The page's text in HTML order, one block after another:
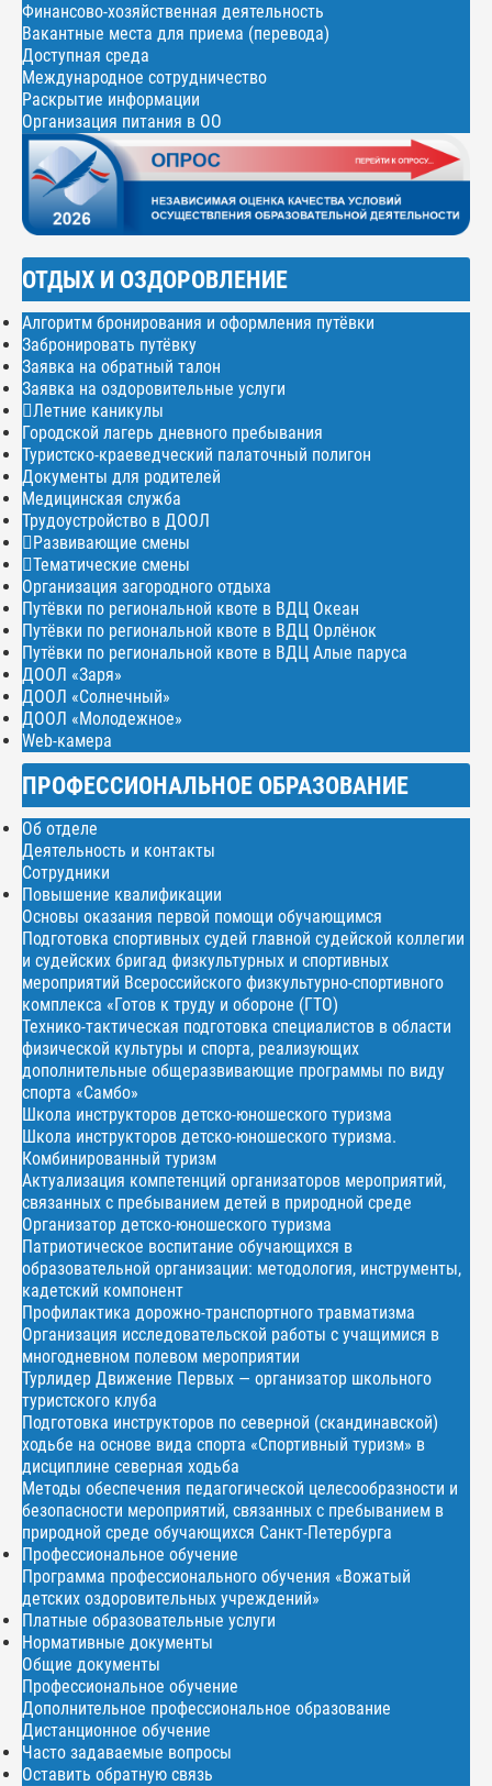
Финансово-хозяйственная деятельность
Вакантные места для приема (перевода)
Доступная среда
Международное сотрудничество
Раскрытие информации
Организация питания в ОО
ОТДЫХ И ОЗДОРОВЛЕНИЕ
Алгоритм бронирования и оформления путёвки
Забронировать путёвку
Заявка на обратный талон
Заявка на оздоровительные услуги
Летние каникулы
Городской лагерь дневного пребывания
Туристско-краеведческий палаточный полигон
Документы для родителей
Медицинская служба
Трудоустройство в ДООЛ
Развивающие смены
Тематические смены
Организация загородного отдыха
Путёвки по региональной квоте в ВДЦ Океан
Путёвки по региональной квоте в ВДЦ Орлёнок
Путёвки по региональной квоте в ВДЦ Алые паруса
ДООЛ «Заря»
ДООЛ «Солнечный»
ДООЛ «Молодежное»
Web-камера
ПРОФЕССИОНАЛЬНОЕ ОБРАЗОВАНИЕ
Об отделе
Деятельность и контакты
Сотрудники
Повышение квалификации
Основы оказания первой помощи обучающимся
Подготовка спортивных судей главной судейской коллегии
и судейских бригад физкультурных и спортивных
мероприятий Всероссийского физкультурно-спортивного
комплекса «Готов к труду и обороне (ГТО)
Технико-тактическая подготовка специалистов в области
физической культуры и спорта, реализующих
дополнительные общеразвивающие программы по виду
спорта «Самбо»
Школа инструкторов детско-юношеского туризма
Школа инструкторов детско-юношеского туризма.
Комбинированный туризм
Актуализация компетенций организаторов мероприятий,
связанных с пребыванием детей в природной среде
Организатор детско-юношеского туризма
Патриотическое воспитание обучающихся в
образовательной организации: методология, инструменты,
кадетский компонент
Профилактика дорожно-транспортного травматизма
Организация исследовательской работы с учащимися в
многодневном полевом мероприятии
Турлидер Движение Первых — организатор школьного
туристского клуба
Подготовка инструкторов по северной (скандинавской)
ходьбе на основе вида спорта «Спортивный туризм» в
дисциплине северная ходьба
Методы обеспечения педагогической целесообразности и
безопасности мероприятий, связанных с пребыванием в
природной среде обучающихся Санкт-Петербурга
Профессиональное обучение
Программа профессионального обучения «Вожатый
детских оздоровительных учреждений»
Платные образовательные услуги
Нормативные документы
Общие документы
Профессиональное обучение
Дополнительное профессиональное образование
Дистанционное обучение
Часто задаваемые вопросы
Оставить обратную связь